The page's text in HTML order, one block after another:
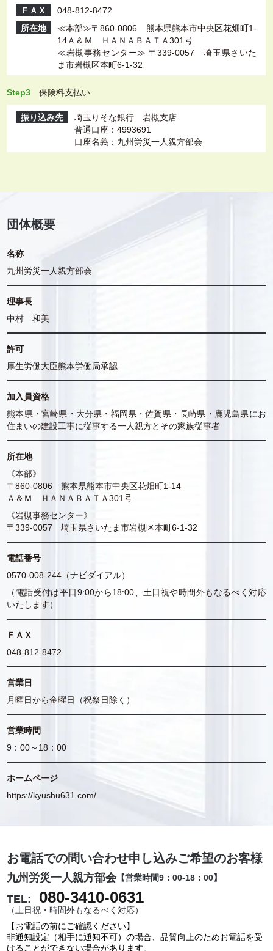
ＦＡＸ
048-812-8472
所在地
≪本部≫〒860-0806 熊本県熊本市中央区花畑町1-
14Ａ＆Ｍ ＨＡＮＡＢＡＴＡ301号
≪岩槻事務センター≫ 〒339-0057 埼玉県さいた
ま市岩槻区本町6-1-32
Step3 保険料支払い
振り込み先
埼玉りそな銀行 岩槻支店
普通口座：4993691
口座名義：九州労災一人親方部会
団体概要
名称
九州労災一人親方部会
理事長
中村 和美
許可
厚生労働大臣熊本労働局承認
加入員資格
熊本県・宮崎県・大分県・福岡県・佐賀県・長崎県・鹿児島県にお
住まいの建設工事に従事する一人親方とその家族従事者
所在地
《本部》
〒860-0806 熊本県熊本市中央区花畑町1-14
Ａ＆Ｍ ＨＡＮＡＢＡＴＡ301号
《岩槻事務センター》
〒339-0057 埼玉県さいたま市岩槻区本町6-1-32
電話番号
0570-008-244（ナビダイアル）
（電話受付は平日9:00から18:00、土日祝や時間外もなるべく対応
いたします）
ＦＡＸ
048-812-8472
営業日
月曜日から金曜日（祝祭日除く）
営業時間
9：00～18：00
ホームページ
https://kyushu631.com/
お電話での問い合わせ申し込みご希望のお客様
九州労災一人親方部会【営業時間9：00-18：00】
TEL: 080-3410-0631
（土日祝・時間外もなるべく対応）
【お電話の前にご確認ください】
非通知設定（相手に通知不可）の場合、品質向上のためお電話を受
けることができない場合があります。